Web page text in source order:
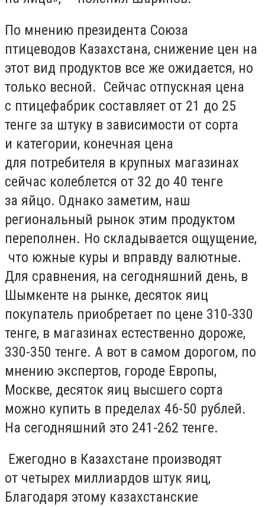
По мнению президента Союза
птицеводов Казахстана, снижение цен на
этот вид продуктов все же ожидается, но
только весной. Сейчас отпускная цена
с птицефабрик составляет от 21 до 25
тенге за штуку в зависимости от сорта
и категории, конечная цена
для потребителя в крупных магазинах
сейчас колеблется от 32 до 40 тенге
за яйцо. Однако заметим, наш
региональный рынок этим продуктом
переполнен. Но складывается ощущение,
что южные куры и вправду валютные.
Для сравнения, на сегодняшний день, в
Шымкенте на рынке, десяток яиц
покупатель приобретает по цене 310-330
тенге, в магазинах естественно дороже,
330-350 тенге. А вот в самом дорогом, по
мнению экспертов, городе Европы,
Москве, десяток яиц высшего сорта
можно купить в пределах 46-50 рублей.
На сегодняшний это 241-262 тенге.
Ежегодно в Казахстане производят
от четырех миллиардов штук яиц,
Благодаря этому казахстанские